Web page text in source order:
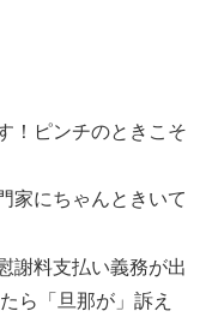
！ピンチのときこそ
家にちゃんときいて
謝料支払い義務が出
ら「旦那が」訴え